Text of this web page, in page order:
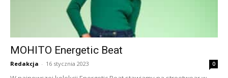
MOHITO Energetic Beat
Redakcja - 16 stycznia 2023 0